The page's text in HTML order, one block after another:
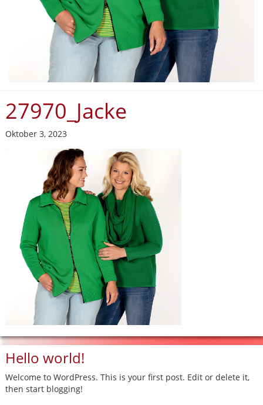
27970_Jacke
Oktober 3, 2023
Hello world!
Welcome to WordPress. This is your first post. Edit or delete it,
then start blogging!